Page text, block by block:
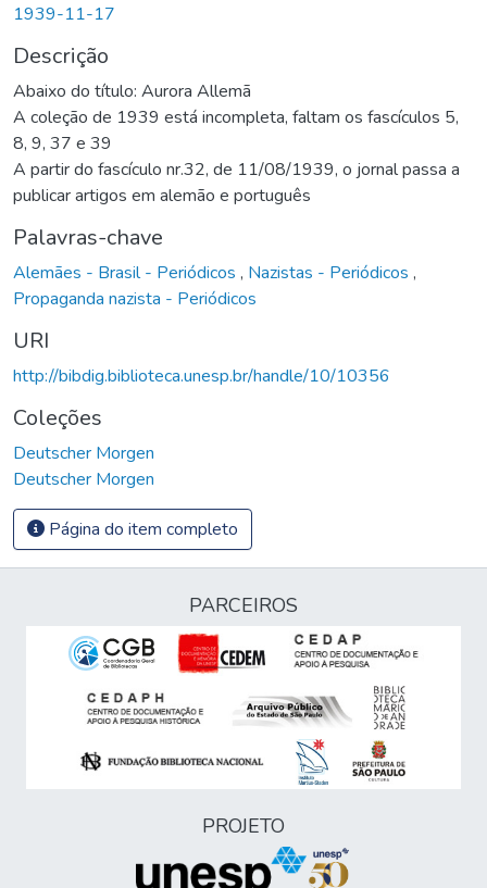
1939-11-17
Descrição
Abaixo do título: Aurora Allemã
A coleção de 1939 está incompleta, faltam os fascículos 5,
8, 9, 37 e 39
A partir do fascículo nr.32, de 11/08/1939, o jornal passa a
publicar artigos em alemão e português
Palavras-chave
Alemães - Brasil - Periódicos , Nazistas - Periódicos ,
Propaganda nazista - Periódicos
URI
http://bibdig.biblioteca.unesp.br/handle/10/10356
Coleções
Deutscher Morgen
Deutscher Morgen
Página do item completo
PARCEIROS
PROJETO